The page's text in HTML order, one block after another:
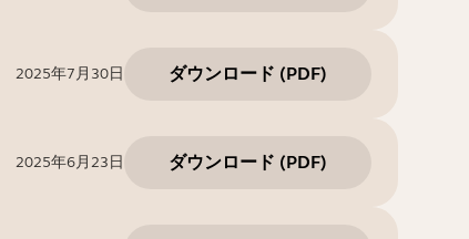
2025年7月30日 ダウンロード (PDF)
2025年6月23日 ダウンロード (PDF)